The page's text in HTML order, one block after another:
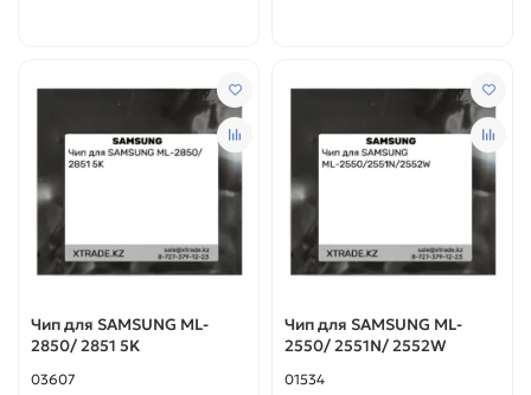
Чип для SAMSUNG ML-
2850/ 2851 5K
03607
Чип для SAMSUNG ML-
2550/ 2551N/ 2552W
01534